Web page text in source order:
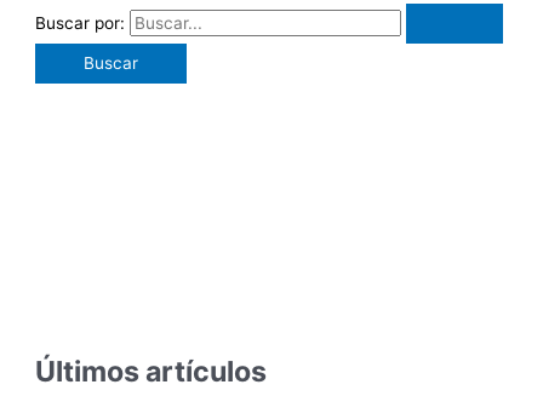
Buscar por:
Últimos artículos